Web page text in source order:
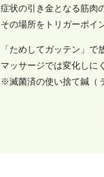
症状の引き金となる筋肉
その場所をトリガーポイ
「ためしてガッテン」
マッサージでは変化しに
※滅菌済の使い捨て鍼（